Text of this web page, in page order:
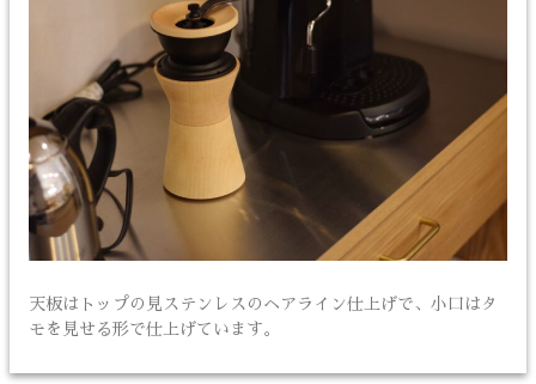
天板はトップの見ステンレスのヘアライン仕上げで、小口はタ
モを見せる形で仕上げています。